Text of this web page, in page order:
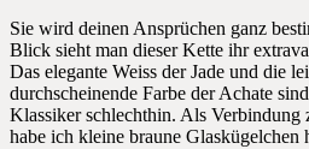
Sie wird deinen Ansprüchen ganz
Blick sieht man dieser Kette ihr
Das elegante Weiss der Jade und die
durchscheinende Farbe der Achate
Klassiker schlechthin. Als Verbindung
habe ich kleine braune Glaskügelchen